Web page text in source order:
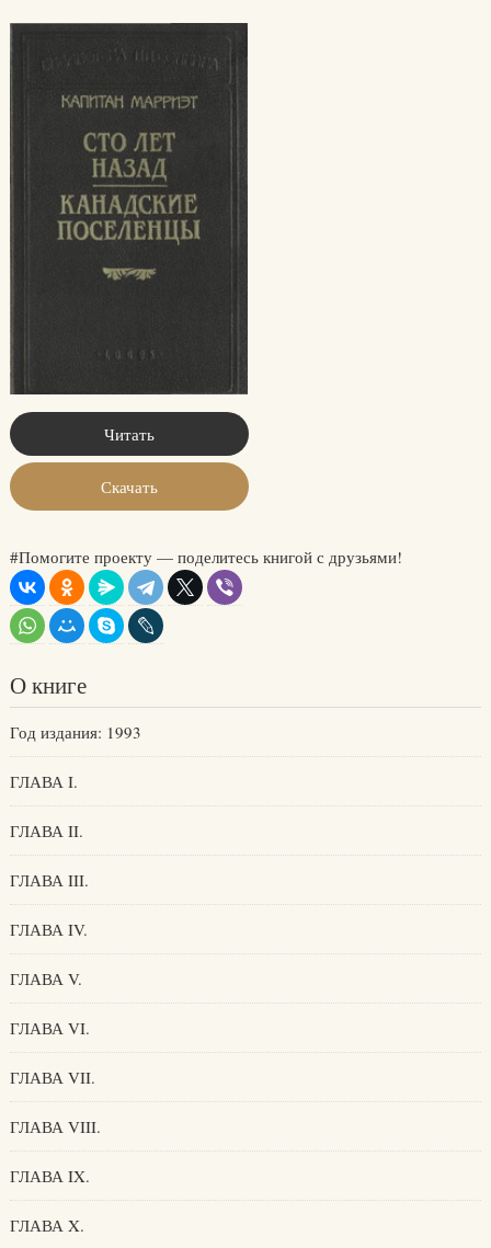
Читать
Скачать
#Помогите проекту — поделитесь книгой с друзьями!
О книге
Год издания: 1993
ГЛАВА I.
ГЛАВА II.
ГЛАВА III.
ГЛАВА IV.
ГЛАВА V.
ГЛАВА VI.
ГЛАВА VII.
ГЛАВА VIII.
ГЛАВА IX.
ГЛАВА X.